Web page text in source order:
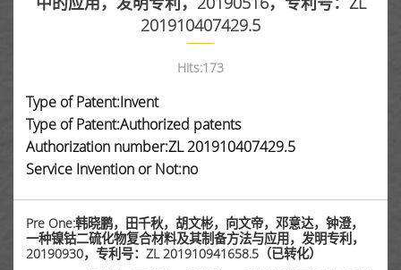
201910407429.5
Hits:173
Type of Patent:Invent
Type of Patent:Authorized patents
Authorization number:ZL 201910407429.5
Service Invention or Not:no
Pre One:韩晓鹏，田千秋，胡文彬，向文帝，邓意达，钟澄，
一种镍钴二硫化物复合材料及其制备方法与应用，发明专利，
20190930，专利号：ZL 201910941658.5（已转化）